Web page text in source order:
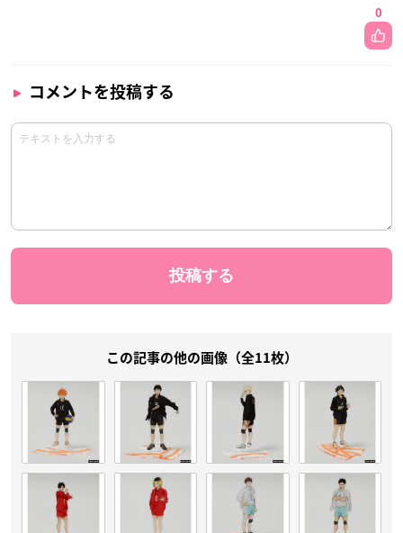
0
コメントを投稿する
この記事の他の画像（全11枚）